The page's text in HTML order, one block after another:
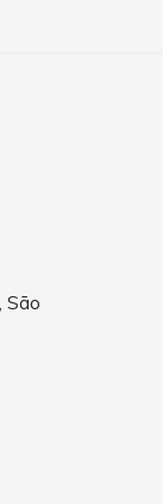
São